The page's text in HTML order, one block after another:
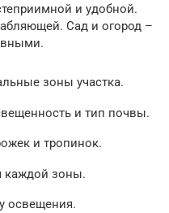
и удобной.
Сад и огород –
зоны участка.
и тип почвы.
и тропинок.
каждой зоны.
освещения.